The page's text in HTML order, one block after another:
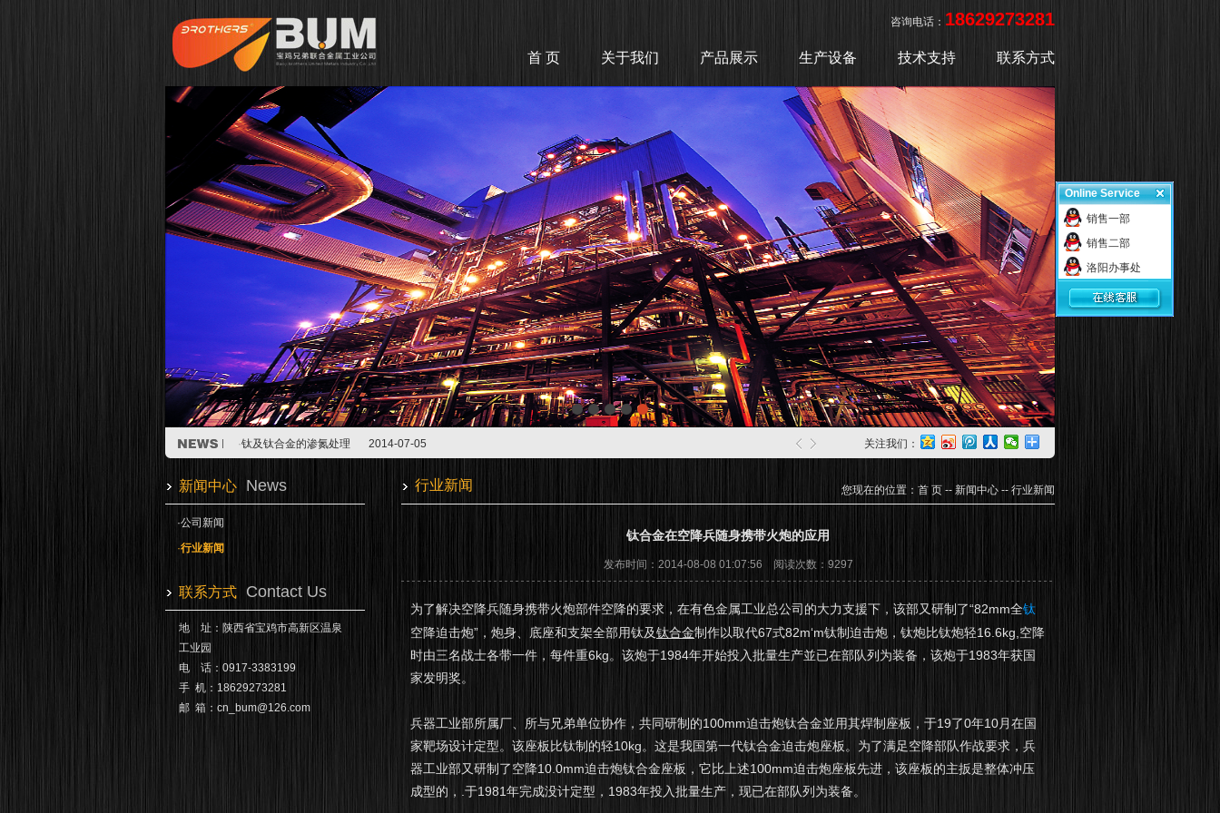
咨询电话： 18629273281
首 页 关于我们 产品展示 生产设备 技术支持 联系方式
·钛合金在空降兵随身携带火炮的应用
2014-08-08
·浙江五环钛业以6.3亿人民币被江粉磁材收购
2014-07-05
·钛及钛合金的渗氮处理
2014-07-05
·钛合金在空降兵随身携带火炮的应用
2014-08-08
浙江五环钛业以6.3亿人民币被江粉磁材收购
2014-07-05
关注我们：
新闻中心 News
·公司新闻
·行业新闻
联系方式 Contact Us
地 址：陕西省宝鸡市高新区温泉
工业园
电 话：0917-3383199
手 机：18629273281
邮 箱： cn_bum@126.com
行业新闻 您现在的位置： 首 页 -- 新闻中心 -- 行业新闻
钛合金在空降兵随身携带火炮的应用
发布时间：2014-08-08 01:07:56 阅读次数：9297
为了解决空降兵随身携带火炮部件空降的要求，在有色金属工业总公司的大力支援下，该部又研制了“82mm全钛
空降迫击炮”，炮身、底座和支架全部用钛及钛合金制作以取代67式82m‘m钛制迫击炮，钛炮比钛炮轻16.6kg,空降
时由三名战士各带一件，每件重6kg。该炮于1984年开始投入批量生产並已在部队列为装备，该炮于1983年获国
家发明奖。
兵器工业部所属厂、所与兄弟单位协作，共同研制的100mm迫击炮钛合金並用其焊制座板，于19了0年10月在国
家靶场设计定型。该座板比钛制的轻10kg。这是我国第一代钛合金迫击炮座板。为了满足空降部队作战要求，兵
器工业部又研制了空降10.0mm迫击炮钛合金座板，它比上述100mm迫击炮座板先进，该座板的主扳是整体冲压
成型的，.于1981年完成没计定型，1983年投入批量生产，现已在部队列为装备。
Online Service
销售一部
销售二部
洛阳办事处